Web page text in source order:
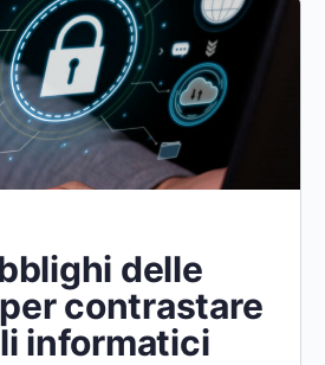
delle
contrastare
informatici